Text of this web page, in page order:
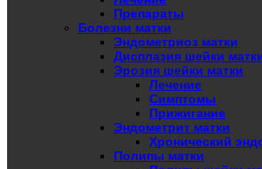
Препараты
Болезни матки
Эндометриоз матки
Дисплазия шейки
Эрозия шейки матки
Лечение
Симптомы
Прижигание
Эндометрит матки
Хронический
Полипы матки